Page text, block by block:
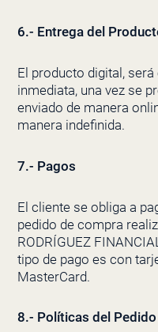
6.- Entrega del
El producto digital,
inmediata, una vez se
enviado de manera
manera indefinida.
7.- Pagos
El cliente se obliga a
pedido de compra
RODRÍGUEZ
tipo de pago es con
MasterCard.
8.- Políticas del Pedido